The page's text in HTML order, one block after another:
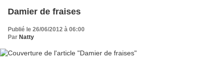
Damier de fraises
Publié le 26/06/2012 à 06:00
Par Natty